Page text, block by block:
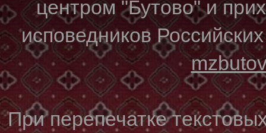
центром "Бутово" и
исповедников
При перепечатке